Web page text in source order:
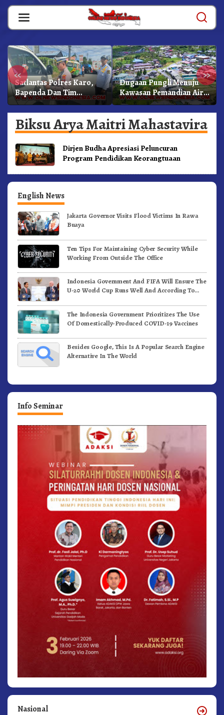
Skip
content
« »
Satlantas Polres Karo,
Bapenda Dan Tim
Lainnya Gelar Oprasi
Sadar Pajak Kenderaan
Dugaan Pungli Menuju
Kawasan Pemandian Air
Panas Semangat Gunung
– Doulu Foto Dan
Videokan!
Biksu Arya Maitri Mahastavira
Dirjen Budha Apresiasi Peluncuran
Program Pendidikan Keorangtuaan
English News
Jakarta Governor Visits Flood Victims In Rawa
Buaya
Ten Tips For Maintaining Cyber Security While
Working From Outside The Office
Indonesia Government And FIFA Will Ensure The
U-20 World Cup Runs Well And According To
The Indonesia Government Prioritizes The Use
Of Domestically-Produced COVID-19 Vaccines
Besides Google, This Is A Popular Search Engine
Alternative In The World
Info Seminar
Nasional